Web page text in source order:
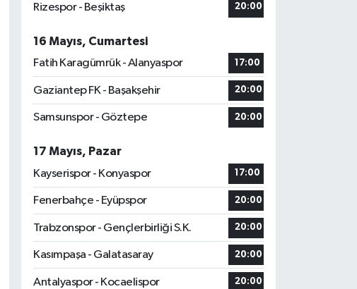
Rizespor - Beşiktaş
20:00
16 Mayıs, Cumartesi
Fatih Karagümrük - Alanyaspor
17:00
Gaziantep FK - Başakşehir 20:00
Samsunspor - Göztepe 20:00
17 Mayıs, Pazar
Kayserispor - Konyaspor
17:00
Fenerbahçe - Eyüpspor 20:00
Trabzonspor - Gençlerbirliği S.K. 20:00
Kasımpaşa - Galatasaray 20:00
Antalyaspor - Kocaelispor 20:00